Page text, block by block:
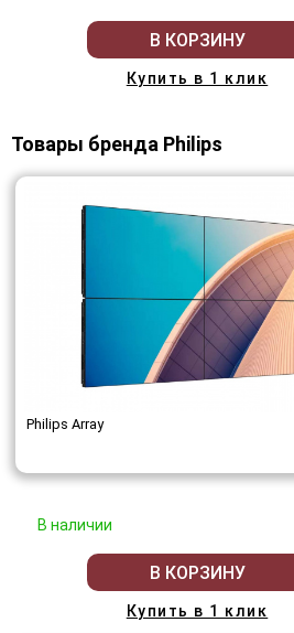
В КОРЗИНУ
Купить в 1 клик
Товары бренда Philips
Philips Array
В наличии
В КОРЗИНУ
Купить в 1 клик